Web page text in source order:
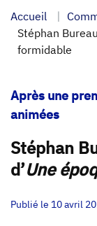
Accueil
Stéphan
formidable
Après une
animées
Stéphan
d’Une
Publié le 10 avril